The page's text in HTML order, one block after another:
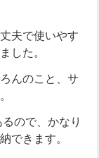
夫で使いやす
した。
んのこと、サ
ので、かなり
できます。